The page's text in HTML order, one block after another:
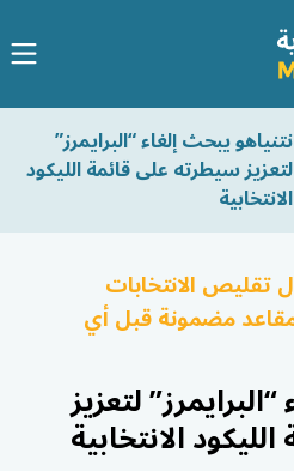
نتنياهو يبحث إلغاء “البرايمرز”
لتعزيز سيطرته على قائمة الليكود
الانتخابية
الانتخابات
مقاعد مضمونة قبل أي
لتعزيز
الانتخابية